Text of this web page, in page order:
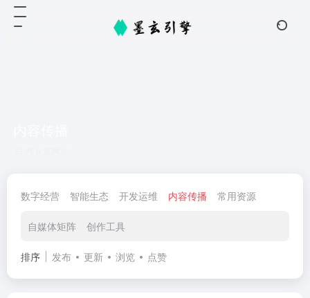
数字经营 智能生态 开发运维 内容传播 常用资源
自媒体矩阵 创作工具
排序 发布 更新 浏览 点赞